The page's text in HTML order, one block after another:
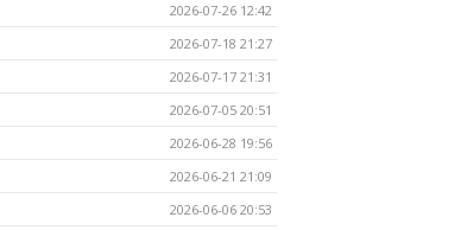
2026-07-26 12:42
2026-07-18 21:27
2026-07-17 21:31
2026-07-05 20:51
2026-06-28 19:56
2026-06-21 21:09
2026-06-06 20:53